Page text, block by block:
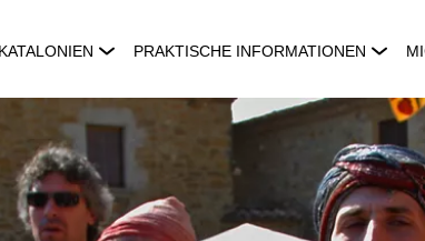
PRAKTISCHE INFORMATIONEN